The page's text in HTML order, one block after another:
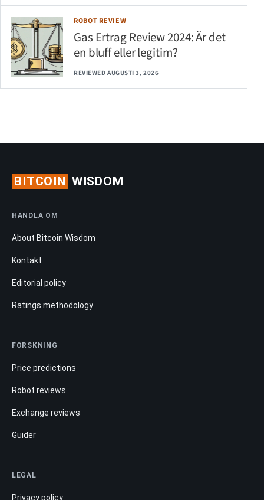
ROBOT REVIEW
Gas Ertrag Review 2024: Är det
en bluff eller legitim?
REVIEWED AUGUSTI 3, 2026
BITCOIN WISDOM
HANDLA OM
About Bitcoin Wisdom
Kontakt
Editorial policy
Ratings methodology
FORSKNING
Price predictions
Robot reviews
Exchange reviews
Guider
LEGAL
Privacy policy